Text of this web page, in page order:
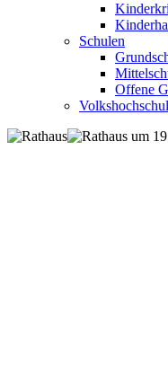
Schulen
Offene